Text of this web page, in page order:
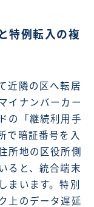
特例転入の複
近隣の区へ転居
イナンバーカー
の「継続利用手
で暗証番号を入
所地の区役所側
ると、統合端末
まいます。特別
上のデータ遅延